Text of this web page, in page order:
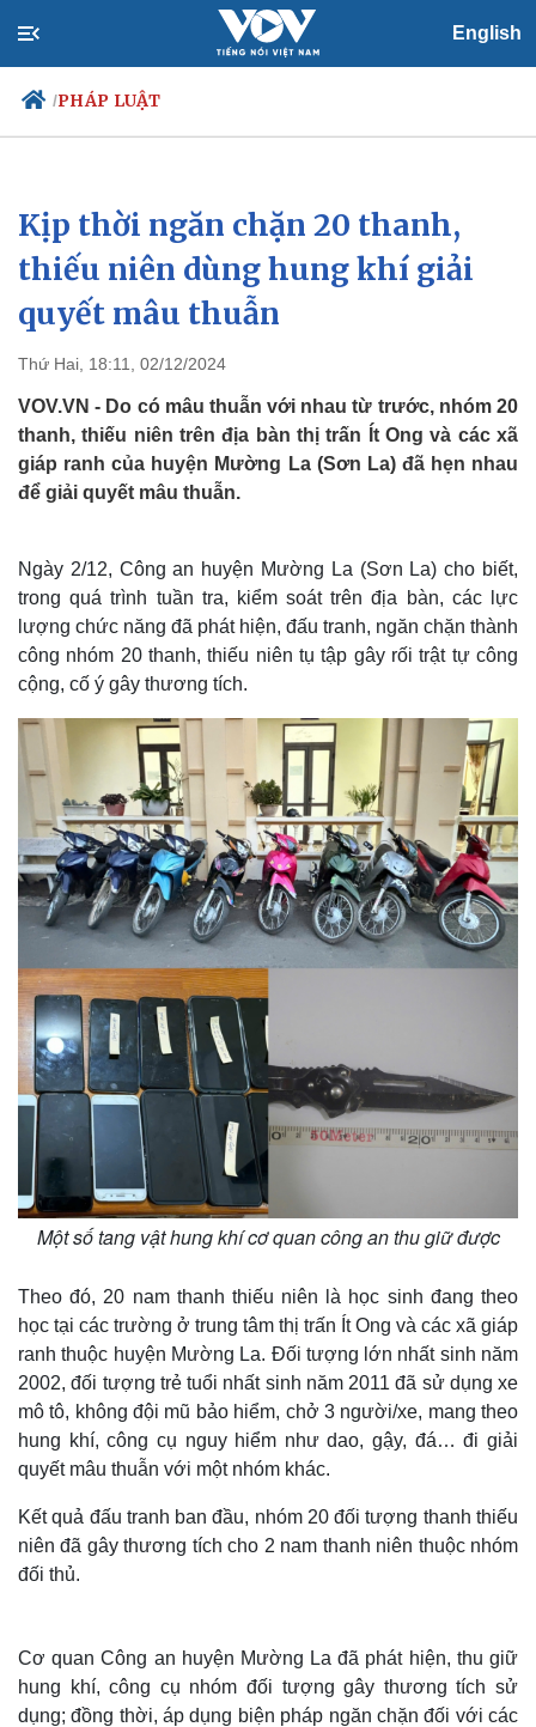
English
/PHÁP LUẬT
Chính trị
Đảng
Tổ chức nhân sự
Quốc hội
Nhận diện sự thật
Xã hội
Dự báo thời tiết
Kịp thời ngăn chặn 20 thanh,
thiếu niên dùng hung khí giải
quyết mâu thuẫn
Thứ Hai, 18:11, 02/12/2024
VOV.VN - Do có mâu thuẫn với nhau từ trước, nhóm 20
thanh, thiếu niên trên địa bàn thị trấn Ít Ong và các xã
giáp ranh của huyện Mường La (Sơn La) đã hẹn nhau
để giải quyết mâu thuẫn.
Ngày 2/12, Công an huyện Mường La (Sơn La) cho biết,
trong quá trình tuần tra, kiểm soát trên địa bàn, các lực
lượng chức năng đã phát hiện, đấu tranh, ngăn chặn thành
công nhóm 20 thanh, thiếu niên tụ tập gây rối trật tự công
cộng, cố ý gây thương tích.
Một số tang vật hung khí cơ quan công an thu giữ được
Theo đó, 20 nam thanh thiếu niên là học sinh đang theo
học tại các trường ở trung tâm thị trấn Ít Ong và các xã giáp
ranh thuộc huyện Mường La. Đối tượng lớn nhất sinh năm
2002, đối tượng trẻ tuổi nhất sinh năm 2011 đã sử dụng xe
mô tô, không đội mũ bảo hiểm, chở 3 người/xe, mang theo
hung khí, công cụ nguy hiểm như dao, gậy, đá… đi giải
quyết mâu thuẫn với một nhóm khác.
Kết quả đấu tranh ban đầu, nhóm 20 đối tượng thanh thiếu
niên đã gây thương tích cho 2 nam thanh niên thuộc nhóm
đối thủ.
Cơ quan Công an huyện Mường La đã phát hiện, thu giữ
hung khí, công cụ nhóm đối tượng gây thương tích sử
dụng; đồng thời, áp dụng biện pháp ngăn chặn đối với các